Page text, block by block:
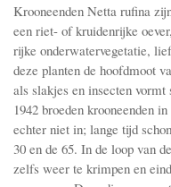
Krooneenden Netta rufina
een riet- of kruidenrijke
rijke onderwatervegetatie,
deze planten de hoofdmoot
als slakjes en insecten vormt
1942 broeden krooneenden
echter niet in; lange tijd
30 en de 65. In de loop van
zelfs weer te krimpen en